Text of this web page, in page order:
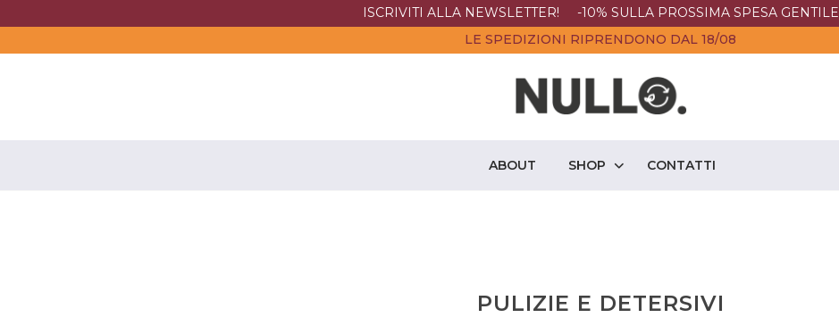
ISCRIVITI ALLA NEWSLETTER! -10% SULLA PROSSIMA SPESA GENTILE
LE SPEDIZIONI RIPRENDONO DAL 18/08
ABOUT SHOP CONTATTI
PULIZIE E DETERSIVI